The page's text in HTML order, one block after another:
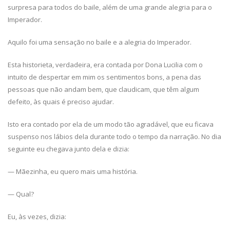
surpresa para todos do baile, além de uma grande alegria para o
Imperador.
Aquilo foi uma sensação no baile e a alegria do Imperador.
Esta historieta, verdadeira, era contada por Dona Lucilia com o
intuito de despertar em mim os sentimentos bons, a pena das
pessoas que não andam bem, que claudicam, que têm algum
defeito, às quais é preciso ajudar.
Isto era contado por ela de um modo tão agradável, que eu ficava
suspenso nos lábios dela durante todo o tempo da narração. No dia
seguinte eu chegava junto dela e dizia:
— Mãezinha, eu quero mais uma história.
— Qual?
Eu, às vezes, dizia: